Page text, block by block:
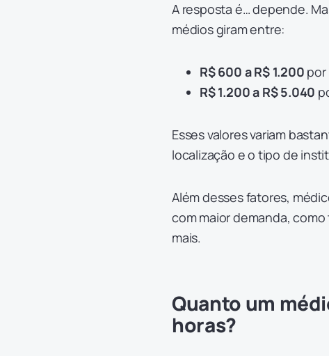
A resposta é… depende.
médios giram entre:
R$ 600 a R$ 1.200 por
R$ 1.200 a R$ 5.040
Esses valores variam
localização e o tipo de
Além desses fatores,
com maior demanda,
mais.
Quanto um
horas?